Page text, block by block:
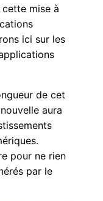
mise à
ici sur les
de cet
aura
pour ne rien
par le